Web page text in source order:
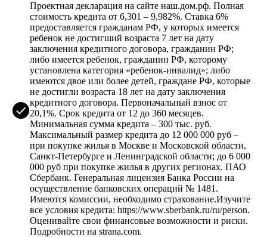
Проектная декларация на сайте наш.дом.рф. Полная
стоимость кредита от 6,301 – 9,982%. Ставка 6%
предоставляется гражданам РФ, у которых имеется
ребенок не достигший возраста 7 лет на дату
заключения кредитного договора, гражданин РФ;
либо имеется ребенок, гражданин РФ, которому
установлена категория «ребенок-инвалид»; либо
имеются двое или более детей, граждане РФ, которые
не достигли возраста 18 лет на дату заключения
кредитного договора. Первоначальный взнос от
20,1%. Срок кредита от 12 до 360 месяцев.
Минимальная сумма кредита – 300 тыс. руб.
Максимальный размер кредита до 12 000 000 руб –
при покупке жилья в Москве и Московской области,
Санкт-Петербурге и Ленинградской области; до 6 000
000 руб при покупке жилья в других регионах. ПАО
Сбербанк. Генеральная лицензия Банка России на
осуществление банковских операций № 1481.
Имеются комиссии, необходимо страхование.Изучите
все условия кредита: https://www.sberbank.ru/ru/person.
Оценивайте свои финансовые возможности и риски.
Подробности на strana.com.